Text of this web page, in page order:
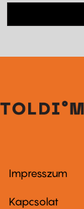
Footer
first
Impresszum
Kapcsolat